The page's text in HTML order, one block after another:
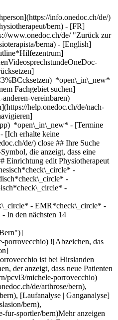
info.onedoc.ch/de/)
bern) - [FR]
www.onedoc.ch/de/ "Zurück zur
berna) - [English]
*open\_in\_new*
Fachgebiet suchen]
vereinbaren)
help.onedoc.ch/de/nach-
*open\_in\_new* - [Termine verwalten](https://help.onedoc.ch/de/termine-verwalten) *open\_in\_new* - [Termine absagen](https://help.onedoc.ch/de/online-gebuchte-termine-absagen) *open\_in\_new* - [Ich erhalte keine Terminbestätigung](https://help.onedoc.ch/de/ich-erhalte-keine-terminbest%C3%A4tigung) *open\_in\_new* [Alle unsere Artikel anzeigen *open\_in\_new*](https://help.onedoc.ch/de/) close ## Ihre Suche bearbeiten ![Haus mit Pluszeichen, das anzeigt, dass eine Konsultation vor Ort möglich ist](https://www.onedoc.ch/assets/images/icons/on-site.svg) Vor Ort ![Kamera mit Play-Symbol, die anzeigt, dass eine Konsultation per Video aus der Ferne möglich ist](https://www.onedoc.ch/assets/images/icons/remote.svg) Virtuell Suche #### Fachrichtung #### Gesundheitsfachperson #### Einrichtung edit Physiotherapeut in Bern tune Filter Neue Patienten*keyboard\_arrow\_down* - Zugelassen*check\_circle* Gesprochene Sprachen*keyboard\_arrow\_down* - Arabisch*check\_circle* - Chinesisch*check\_circle* - Deutsch*check\_circle* - Englisch*check\_circle* - Finnisch*check\_circle* - Französisch*check\_circle* - Italienisch*check\_circle* - Kroatisch*check\_circle* - Niederländisch*check\_circle* - Norwegisch*check\_circle* - Persisch*check\_circle* - Polnisch*check\_circle* - Portugiesisch*check\_circle* - Russisch*check\_circle* - Schwedisch*check\_circle* - Serbisch*check\_circle* - Slowakisch*check\_circle* - Slowenisch*check\_circle* - Spanisch*check\_circle* - Tschechisch*check\_circle* - Ungarisch*check\_circle* - Vietnamesisch*check\_circle* Geschlecht*keyboard\_arrow\_down* - Weiblich*check\_circle* - Männlich*check\_circle* Netzwerk*keyboard\_arrow\_down* - Hirslanden*check\_circle* - ASCA*check\_circle* - EMR*check\_circle* - Medbase*check\_circle* Verfügbarkeit*keyboard\_arrow\_down* - Heute*check\_circle* - In den nächsten 3 Tagen*check\_circle* - In den nächsten 7 Tagen*check\_circle* - In den nächsten 14 Tagen*check\_circle* # Physiotherapie in Bern: Buchen Sie heute Ihren Termin online ## 46 Ergebnisse in Bern [![Herr Michele Porrovecchio, Physiotherapeut in Bern](https://assets.onedoc.ch/images/users/0a42be234e6bbb208f6829631b7eff6b7900bfdc344ebf6f6765be1366c59f44-small.jpg "Herr Michele Porrovecchio, Physiotherapeut in Bern")](https://www.onedoc.ch/de/physiotherapeut/bern/pcvl3/michele-porrovecchio) ### [Herr Michele Porrovecchio](https://www.onedoc.ch/de/physiotherapeut/bern/pcvl3/michele-porrovecchio) ![Abzeichen, das ein verifiziertes Profil kennzeichnet](https://www.onedoc.ch/assets/images/icons/checkmark.svg) Physiotherapeut [Medical Center Wankdorf - Physiotherapie und Rehabilitation](https://www.onedoc.ch/de/medizinisches-zentrum/bern/ebb71/medical-center-wankdorf-physiotherapie-und-rehabilitation) Papiermühlestrasse 79 3014 Bern ![Herr Michele Porrovecchio ist bei Hirslanden angeschlossen](https://assets.onedoc.ch/images/networks/logos/7a9c24ef8e66c111282a51999a6cedf6d489b2b7daf5ce11d914499004b82a1b-small.png) ![Patient mit Pluszeichen, der anzeigt, dass neue Patienten angenommen werden](https://www.onedoc.ch/assets/images/icons/new-patients.svg)Akzeptiert neue Patienten [Termin buchen](https://www.onedoc.ch/de/physiotherapeut/bern/pcvl3/michele-porrovecchio) Expertisen:[Stosswellentherapie](https://www.onedoc.ch/de/stosswellentherapie/bern), [Dry Needling](https://www.onedoc.ch/de/dry-needling/bern), [Arthrose](https://www.onedoc.ch/de/arthrose/bern), [Athletenüberwachung](https://www.onedoc.ch/de/athletenuberwachung/bern), [Kreuzbandriss | Kreuzbandruptur](https://www.onedoc.ch/de/kreuzbandriss-kreuzbandruptur/bern), [Laufanalyse | Ganganalyse](https://www.onedoc.ch/de/laufanalyse-ganganalyse/bern), [Meniskusriss | Meniskusruptur | Meniskusläsion](https://www.onedoc.ch/de/meniskusriss-meniskusruptur-meniskuslasion/bern), [Rehabilitationsphysiotherapie für Sportler | Erholungsphysiotherapie für Sportler](https://www.onedoc.ch/de/rehabilitationsphysiotherapie-fur-sportler-erholungsphysiotherapie-fur-sportler/bern)Mehr anzeigen *chevron\_left* Di. 04 Aug. *chevron\_right* Mehr Termine anzeigen *error\_outline* Beim Laden der Verfügbarkeiten ist ein Fehler aufgetreten [Erneut versuchen](https://www.onedoc.ch) Expertisen:[Stosswellentherapie](https://www.onedoc.ch/de/stosswellentherapie/bern), [Dry Needling](https://www.onedoc.ch/de/dry-needling/bern), [Arthrose](https://www.onedoc.ch/de/arthrose/bern), [Athletenüberwachung](https://www.onedoc.ch/de/athletenuberwachung/bern), [Kreuzbandriss | Kreuzbandruptur](https://www.onedoc.ch/de/kreuzbandriss-kreuzbandruptur/bern), [Laufanalyse | Ganganalyse](https://www.onedoc.ch/de/laufanalyse-ganganalyse/bern), [Meniskusriss | Meniskusruptur | Meniskusläsion](https://www.onedoc.ch/de/meniskusriss-meniskusruptur-meniskuslasion/bern), [Rehabilitationsphysiotherapie für Sportler | Erholungsphysiotherapie für Sportler](https://www.onedoc.ch/de/rehabilitationsphysiotherapie-fur-sportler-erholungsphysiotherapie-fur-sportler/bern)Mehr anzeigen [![Frau Anja Imobersteg, Physiotherapeutin in Bern](https://assets.onedoc.ch/images/users/4b364024a08499ce95ff23c663c26e1e981edfee935769985fca22091da90ab9-small.png "Frau Anja Imobersteg, Physiotherapeutin in Bern")](https://www.onedoc.ch/de/physiotherapeutin/bern/pcwco/anja-imobersteg) ### [Frau Anja Imobersteg](https://www.onedoc.ch/de/physiotherapeutin/bern/pcwco/anja-imobersteg) ![Abzeichen, das ein verifiziertes Profil kennzeichnet](https://www.onedoc.ch/assets/images/icons/checkmark.svg) Physiotherapeutin [Medical Center Wankdorf - Physiotherapie und Rehabilitation](https://www.onedoc.ch/de/medizinisches-zentrum/bern/ebb71/medical-center-wankdorf-physiotherapie-und-rehabilitation) Papiermühlestrasse 79 3014 Bern ![Frau Anja Imobersteg ist bei Hirslanden angeschlossen](https://assets.onedoc.ch/images/networks/logos/7a9c24ef8e66c111282a51999a6cedf6d489b2b7daf5ce11d914499004b82a1b-small.png) ![Patient mit Pluszeichen, der anzeigt, dass neue Patienten angenommen werden](https://www.onedoc.ch/assets/images/icons/new-patients.svg)Akzeptiert neue Patienten [Termin buchen](https://www.onedoc.ch/de/physiotherapeutin/bern/pcwco/anja-imobersteg) Expertisen:[Dry Needling](https://www.onedoc.ch/de/dry-needling/bern), [Athletenüberwachung](https://www.onedoc.ch/de/athletenuberwachung/bern), [Kreuzbandriss | Kreuzbandruptur](https://www.onedoc.ch/de/kreuzbandriss-kreuzbandruptur/bern), [Laufanalyse | Ganganalyse](https://www.onedoc.ch/de/laufanalyse-ganganalyse/bern), [Meniskusriss | Meniskusruptur | Meniskusläsion](https://www.onedoc.ch/de/meniskusriss-meniskusruptur-meniskuslasion/bern), [Muskelriss | Bänderriss](https://www.onedoc.ch/de/muskelriss-banderriss/bern), [Rehabilitationsphysiotherapie für Sportler | Erholungsphysiotherapie für Sportler](https://www.onedoc.ch/de/rehabilitationsphysiotherapie-fur-sportler-erholungsphysiotherapie-fur-sportler/bern)Mehr anzeigen *chevron\_left* Di. 04 Aug. *chevron\_right* Mehr Termine anzeigen *error\_outline* Beim Laden der Verfügbarkeiten ist ein Fehler aufgetreten [Erneut versuchen](https://www.onedoc.ch) Expertisen:[Dry Needling](https://www.onedoc.ch/de/dry-needling/bern), [Athletenüberwachung](https://www.onedoc.ch/de/athletenuberwachung/bern), [Kreuzbandriss | Kreuzbandruptur](https://www.onedoc.ch/de/kreuzbandriss-kreuzbandruptur/bern), [Laufanalyse | Ganganalyse](https://www.onedoc.ch/de/laufanalyse-ganganalyse/bern), [Meniskusriss | Meniskusruptur | Meniskusläsion](https://www.onedoc.ch/de/meniskusriss-meniskusruptur-meniskuslasion/bern), [Muskelriss | Bänderriss](https://www.onedoc.ch/de/muskelriss-banderriss/bern), [Rehabilitationsphysiotherapie für Sportler | Erholungsphysiotherapie für Sportler](https://www.onedoc.ch/de/rehabilitationsphysiotherapie-fur-sportler-erholungsphysiotherapie-fur-sportler/bern)Mehr anzeigen [![Frau Romy Steiner, Physiotherapeutin in Bern](https://assets.onedoc.ch/images/users/6db70896c3efaf5adc78f10b0700479b639f6347c0d9fe135bbe20c9b349705a-small.jpg "Frau Romy Steiner, Physiotherapeutin in Bern")](https://www.onedoc.ch/de/physiotherapeutin/bern/pcvmd/romy-steiner) ### [Frau Romy Steiner](https://www.onedoc.ch/de/physiotherapeutin/bern/pcvmd/romy-steiner) ![Abzeichen, das ein verifiziertes Profil kennzeichnet](https://www.onedoc.ch/assets/images/icons/checkmark.svg) Physiotherapeutin [Medical Center Wankdorf - Physiotherapie und Rehabilitation](https://www.onedoc.ch/de/medizinisches-zentrum/bern/ebb71/medical-center-wankdorf-physiotherapie-und-rehabilitation) Papiermühlestrasse 79 3014 Bern ![Frau Romy Steiner ist bei Hirslanden angeschlossen](https://assets.onedoc.ch/images/networks/logos/7a9c24ef8e66c111282a51999a6cedf6d489b2b7daf5ce11d914499004b82a1b-small.png) ![Patient mit Pluszeichen, der anzeigt, dass neue Patienten angenommen werden](https://www.onedoc.ch/assets/images/icons/new-patients.svg)Akzeptiert neue Patienten [Termin buchen](https://www.onedoc.ch/de/physiotherapeutin/bern/pcvmd/romy-steiner) Expertisen:[Dry Needling](https://www.onedoc.ch/de/dry-needling/bern), [Stosswellentherapie](https://www.onedoc.ch/de/stosswellentherapie/bern), [Arthrose](https://www.onedoc.ch/de/arthrose/bern), [Athletenüberwachung](https://www.onedoc.ch/de/athletenuberwachung/bern), [Kreuzbandriss | Kreuzbandruptur](https://www.onedoc.ch/de/kreuzbandriss-kreuzbandruptur/bern), [Laufanalyse | Ganganalyse](https://www.onedoc.ch/de/laufanalyse-ganganalyse/bern), [Meniskusriss | Meniskusruptur | Meniskusläsion](https://www.onedoc.ch/de/meniskusriss-meniskusruptur-meniskuslasion/bern), [Rehabilitationsphysiotherapie für Sportler | Erholungsphysiotherapie für Sportler](https://www.onedoc.ch/de/rehabilitationsphysiotherapie-fur-sportler-erholungsphysiotherapie-fur-sportler/bern)Mehr anzeigen *chevron\_left* Di. 04 Aug. *chevron\_right* Mehr Termine anzeigen *error\_outline* Beim Laden der Verfügbarkeiten ist ein Fehler aufgetreten [Erneut versuchen](https://www.onedoc.ch) Expertisen:[Dry Needling]